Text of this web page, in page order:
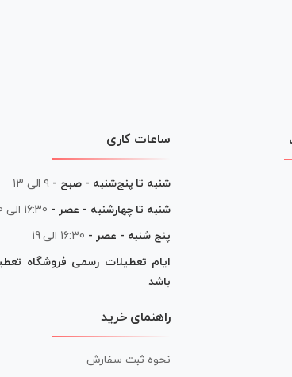
ساعات کاری
شنبه تا پنج‌شنبه - صبح - ۹ الی ۱۳
شنبه تا چهارشنبه - عصر - 16:30 الی 20
پنج شنبه - عصر - 16:30 الی 19
ایام تعطیلات رسمی فروشگاه
باشد
راهنمای خرید
نحوه ثبت سفارش